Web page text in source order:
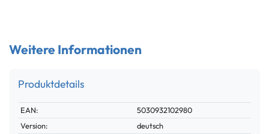
Weitere Informationen
Produktdetails
Technisches
Merkmal
Wert
EAN:
5030932102980
Version:
deutsch